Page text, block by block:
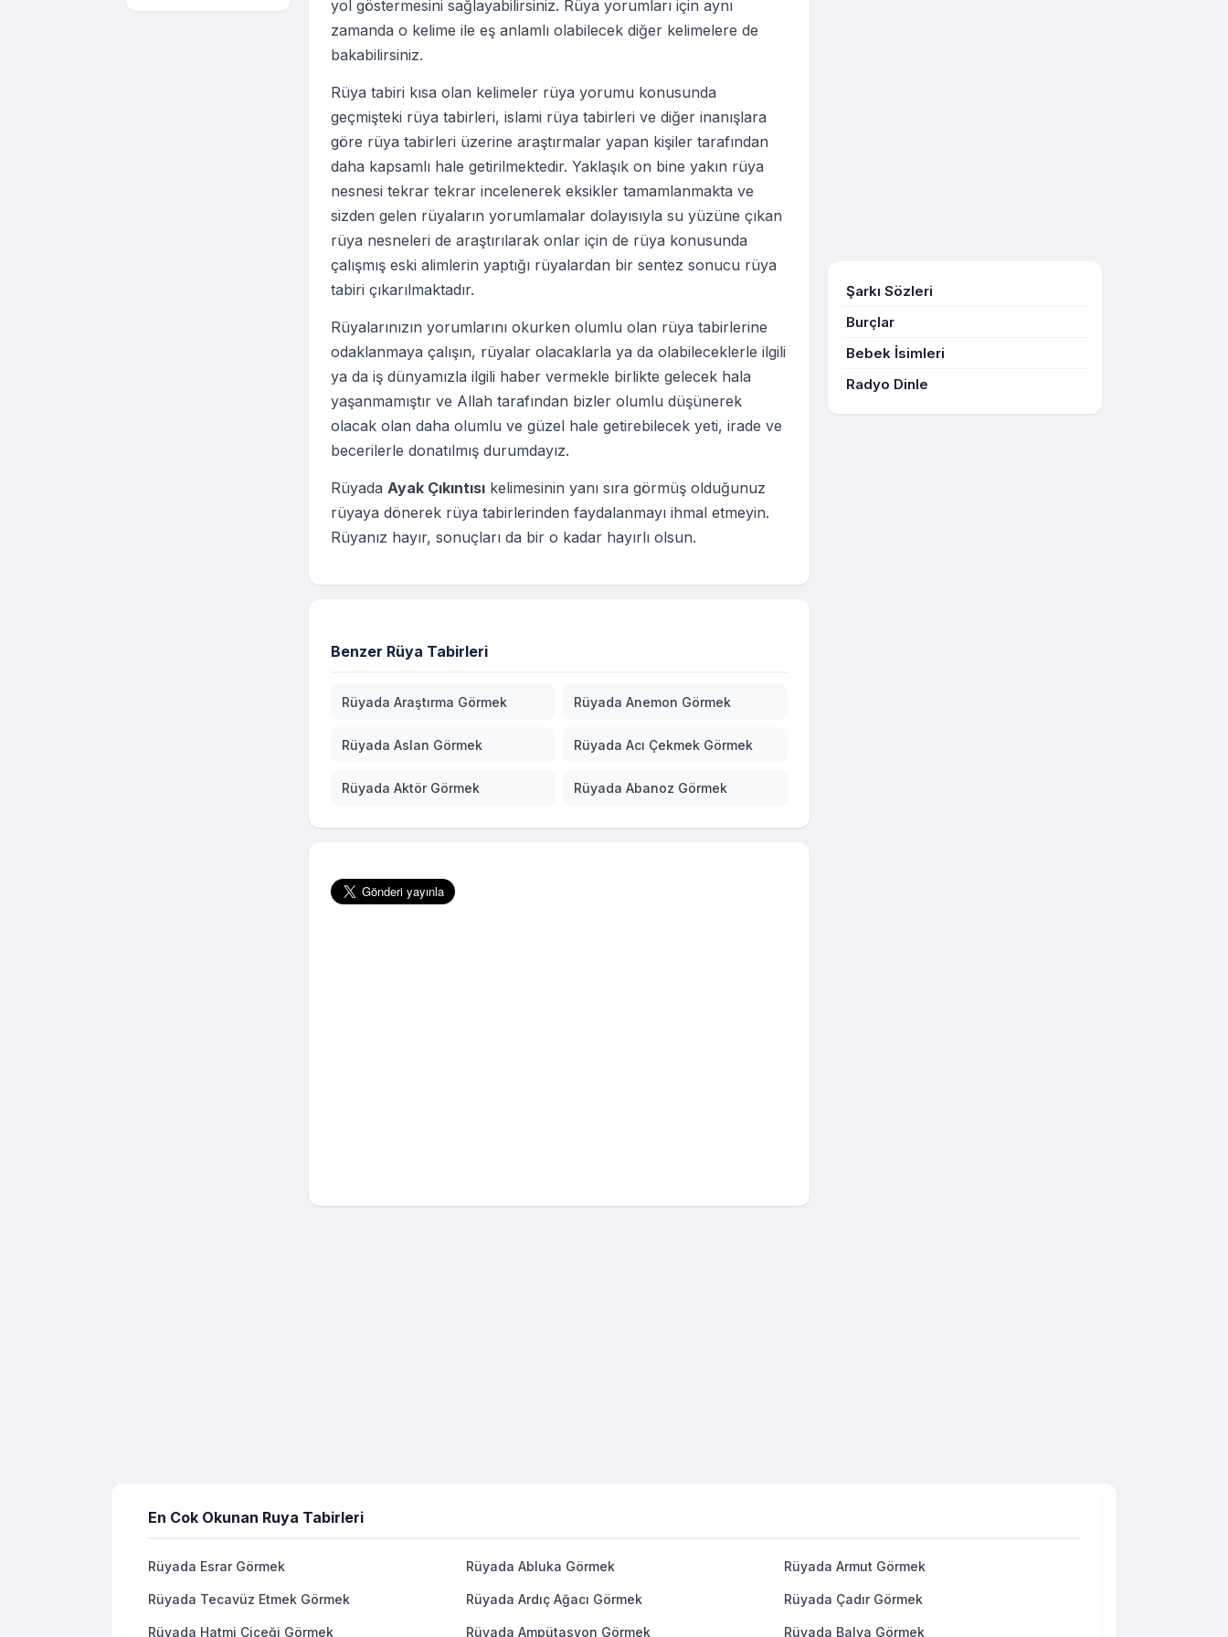
yol göstermesini sağlayabilirsiniz. Rüya yorumları için aynı
zamanda o kelime ile eş anlamlı olabilecek diğer kelimelere de
bakabilirsiniz.
Rüya tabiri kısa olan kelimeler rüya yorumu konusunda
geçmişteki rüya tabirleri, islami rüya tabirleri ve diğer inanışlara
göre rüya tabirleri üzerine araştırmalar yapan kişiler tarafından
daha kapsamlı hale getirilmektedir. Yaklaşık on bine yakın rüya
nesnesi tekrar tekrar incelenerek eksikler tamamlanmakta ve
sizden gelen rüyaların yorumlamalar dolayısıyla su yüzüne çıkan
rüya nesneleri de araştırılarak onlar için de rüya konusunda
çalışmış eski alimlerin yaptığı rüyalardan bir sentez sonucu rüya
tabiri çıkarılmaktadır.
Rüyalarınızın yorumlarını okurken olumlu olan rüya tabirlerine
odaklanmaya çalışın, rüyalar olacaklarla ya da olabileceklerle ilgili
ya da iş dünyamızla ilgili haber vermekle birlikte gelecek hala
yaşanmamıştır ve Allah tarafından bizler olumlu düşünerek
olacak olan daha olumlu ve güzel hale getirebilecek yeti, irade ve
becerilerle donatılmış durumdayız.
Rüyada Ayak Çıkıntısı kelimesinin yanı sıra görmüş olduğunuz
rüyaya dönerek rüya tabirlerinden faydalanmayı ihmal etmeyin.
Rüyanız hayır, sonuçları da bir o kadar hayırlı olsun.
Benzer Rüya Tabirleri
Rüyada Araştırma Görmek Rüyada Anemon Görmek
Rüyada Aslan Görmek Rüyada Acı Çekmek Görmek
Rüyada Aktör Görmek Rüyada Abanoz Görmek
Şarkı Sözleri
Burçlar
Bebek İsimleri
Radyo Dinle
En Cok Okunan Ruya Tabirleri
Rüyada Esrar Görmek Rüyada Abluka Görmek Rüyada Armut Görmek
Rüyada Tecavüz Etmek Görmek Rüyada Ardıç Ağacı Görmek Rüyada Çadır Görmek
Rüyada Hatmi Çiçeği Görmek Rüyada Ampütasyon Görmek Rüyada Balya Görmek